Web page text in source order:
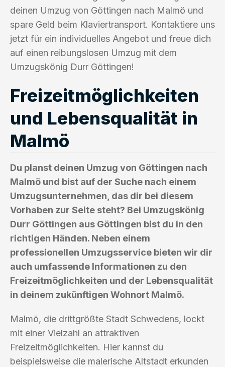
deinen Umzug von Göttingen nach Malmö und
spare Geld beim Klaviertransport. Kontaktiere uns
jetzt für ein individuelles Angebot und freue dich
auf einen reibungslosen Umzug mit dem
Umzugskönig Durr Göttingen!
Freizeitmöglichkeiten
und Lebensqualität in
Malmö
Du planst deinen Umzug von Göttingen nach
Malmö und bist auf der Suche nach einem
Umzugsunternehmen, das dir bei diesem
Vorhaben zur Seite steht? Bei Umzugskönig
Durr Göttingen aus Göttingen bist du in den
richtigen Händen. Neben einem
professionellen Umzugsservice bieten wir dir
auch umfassende Informationen zu den
Freizeitmöglichkeiten und der Lebensqualität
in deinem zukünftigen Wohnort Malmö.
Malmö, die drittgrößte Stadt Schwedens, lockt
mit einer Vielzahl an attraktiven
Freizeitmöglichkeiten. Hier kannst du
beispielsweise die malerische Altstadt erkunden